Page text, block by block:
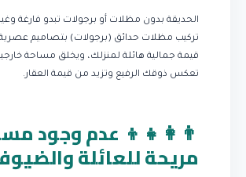
الحديقة بدون مظلات أو برجولات تبدو فارغة
تركيب مظلات حدائق (برجولات) بتصاميم
قيمة جمالية هائلة لمنزلك، ويخلق مساحة
تعكس ذوقك الرفيع وتزيد من قيمة العقار.
👨‍👩‍👧‍👦 عدم وجود
مريحة للعائلة